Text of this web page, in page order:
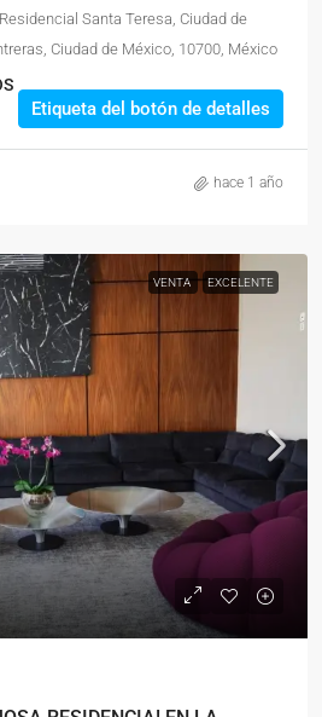
Santa Teresa, Ciudad de
Ciudad de México, 10700, México
Etiqueta del botón de detalles
hace 1 año
VENTA EXCELENTE